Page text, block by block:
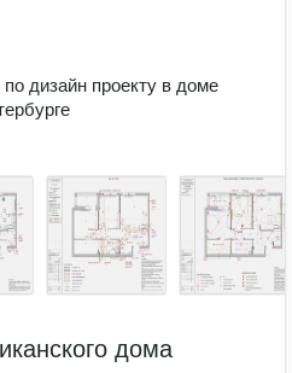
дизайн проекту в доме
дома